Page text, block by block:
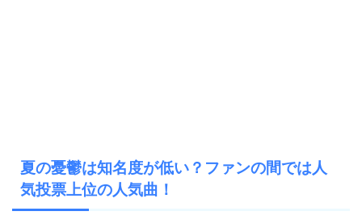
夏の憂鬱は知名度が低い？ファンの間では人
気投票上位の人気曲！